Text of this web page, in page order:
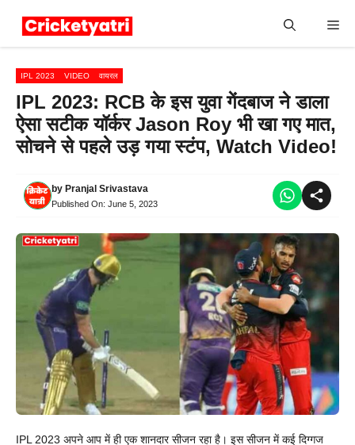
IPL 2023 VIDEO वायरल
IPL 2023: RCB के इस युवा गेंदबाज ने डाला
ऐसा सटीक यॉर्कर Jason Roy भी खा गए मात,
सोचने से पहले उड़ गया स्टंप, Watch Video!
by Pranjal Srivastava
Published On: June 5, 2023
IPL 2023 अपने आप में ही एक शानदार सीजन रहा है। इस सीजन में कई दिग्गज